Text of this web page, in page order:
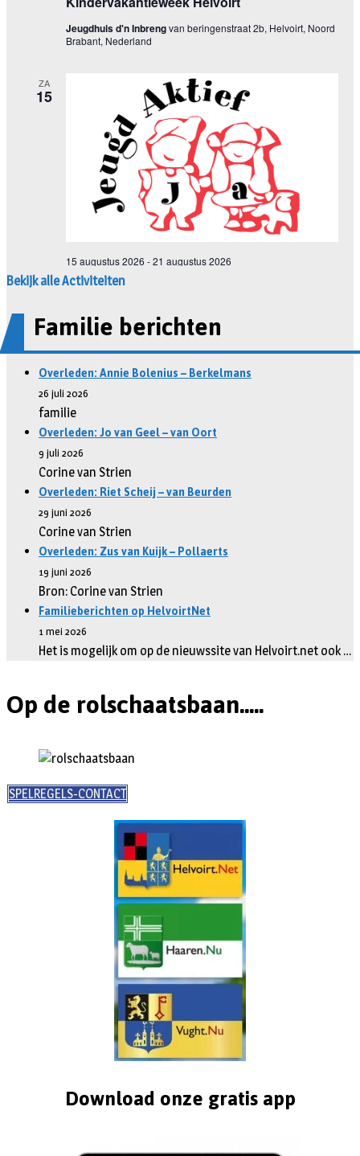
Bekijk alle Activiteiten
Familie berichten
Overleden: Annie Bolenius – Berkelmans
26 juli 2026
familie
Overleden: Jo van Geel – van Oort
9 juli 2026
Corine van Strien
Overleden: Riet Scheij – van Beurden
29 juni 2026
Corine van Strien
Overleden: Zus van Kuijk – Pollaerts
19 juni 2026
Bron: Corine van Strien
Familieberichten op HelvoirtNet
1 mei 2026
Het is mogelijk om op de nieuwssite van Helvoirt.net ook …
Op de rolschaatsbaan.....
SPELREGELS-CONTACT
Download onze gratis app